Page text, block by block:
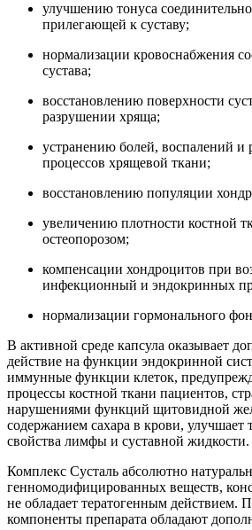
улучшению тонуса
прилегающей к суставу;
нормализации кровоснабжения
сустава;
восстановлению поверхности
разрушении хряща;
устранению болей, воспалений и
процессов хрящевой ткани;
восстановлению популяции
увеличению плотности костной
остеопорозом;
компенсации хондроцитов при
инфекционный и эндокринных
нормализации гормонального
В активной среде капсула оказывает
действие на функции эндокринной
иммунные функции клеток,
процессы костной ткани пациентов,
нарушениями функций щитовидной
содержанием сахара в крови, улучшает
свойства лимфы и суставной жидкости.
Комплекс Сусталь абсолютно
генномодифицированных веществ,
не обладает тератогенным действием.
компоненты препарата обладают